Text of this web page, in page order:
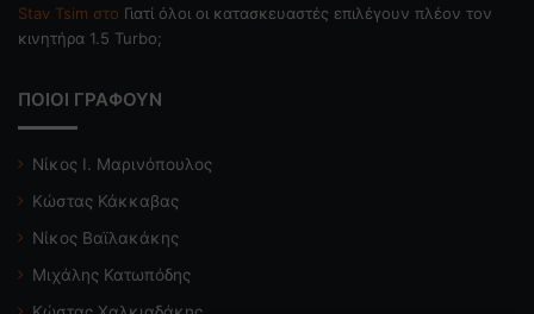
Stav Tsim στο Γιατί όλοι οι κατασκευαστές επιλέγουν πλέον τον
κινητήρα 1.5 Turbo;
ΠΟΙΟΙ ΓΡΑΦΟΥΝ
Νίκος Ι. Μαρινόπουλος
Κώστας Κάκκαβας
Νίκος Βαϊλακάκης
Μιχάλης Κατωπόδης